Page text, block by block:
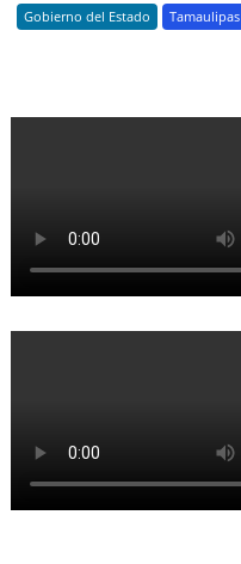
Gobierno del Estado Tamaulipas